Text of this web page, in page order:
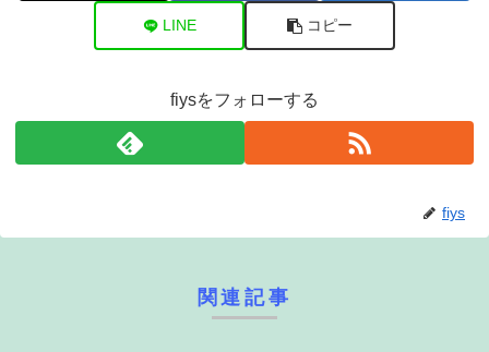
LINE コピー
fiysをフォローする
fiys
関連記事